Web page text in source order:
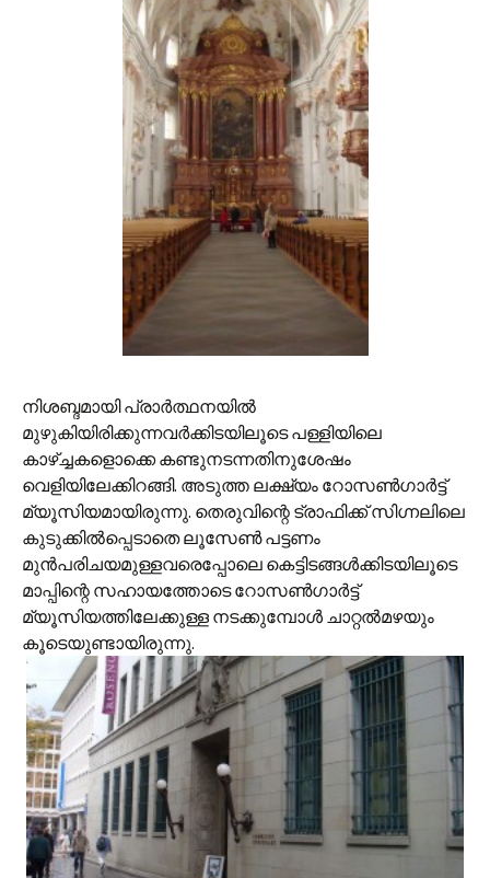
നിശബ്ദമായി പ്രാര്‍ത്ഥനയില്‍
മുഴുകിയിരിക്കുന്നവര്‍ക്കിടയിലൂടെ പള്ളിയിലെ
കാഴ്ച്ചകളൊക്കെ കണ്ടുനടന്നതിനുശേഷം
വെളിയിലേക്കിറങ്ങി. അടുത്ത ലക്ഷ്യം റോസണ്‍ഗാര്‍ട്ട്
മ്യൂസിയമായിരുന്നു. തെരുവിന്റെ ട്രാഫിക്ക് സിഗ്നലിലെ
കുടുക്കില്‍പ്പെടാതെ ലൂസേണ്‍ പട്ടണം
മുന്‍പരിചയമുള്ളവരെപ്പോലെ കെട്ടിടങ്ങള്‍ക്കിടയിലൂടെ
മാപ്പിന്റെ സഹായത്തോടെ റോസണ്‍ഗാര്‍ട്ട്
മ്യൂസിയത്തിലേക്കുള്ള നടക്കുമ്പോള്‍ ചാറ്റല്‍മഴയും
കൂടെയുണ്ടായിരുന്നു.